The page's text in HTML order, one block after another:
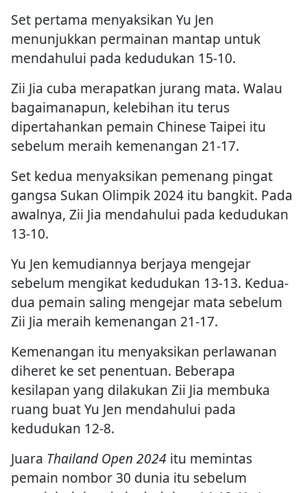
Set pertama menyaksikan Yu Jen
menunjukkan permainan mantap untuk
mendahului pada kedudukan 15-10.
Zii Jia cuba merapatkan jurang mata. Walau
bagaimanapun, kelebihan itu terus
dipertahankan pemain Chinese Taipei itu
sebelum meraih kemenangan 21-17.
Set kedua menyaksikan pemenang pingat
gangsa Sukan Olimpik 2024 itu bangkit. Pada
awalnya, Zii Jia mendahului pada kedudukan
13-10.
Yu Jen kemudiannya berjaya mengejar
sebelum mengikat kedudukan 13-13. Kedua-
dua pemain saling mengejar mata sebelum
Zii Jia meraih kemenangan 21-17.
Kemenangan itu menyaksikan perlawanan
diheret ke set penentuan. Beberapa
kesilapan yang dilakukan Zii Jia membuka
ruang buat Yu Jen mendahului pada
kedudukan 12-8.
Juara Thailand Open 2024 itu memintas
pemain nombor 30 dunia itu sebelum